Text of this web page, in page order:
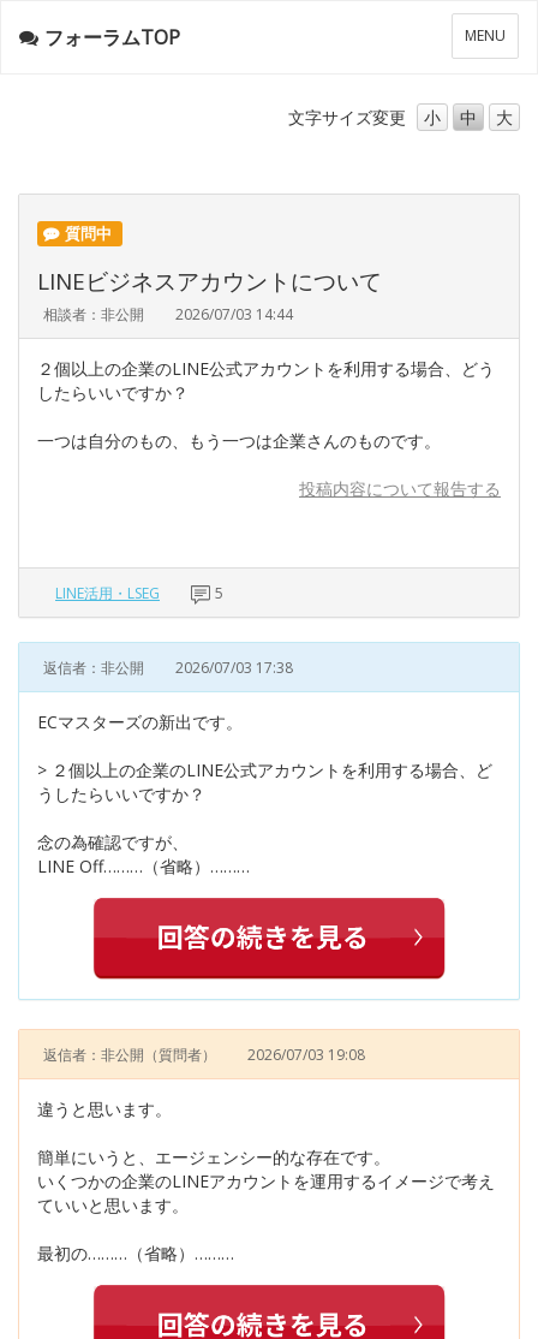
メ
ニ
ー
MENU
フォーラムTOP
文字サイズ変更 小 中 大
質問中
LINEビジネスアカウントについて
相談者：非公開 2026/07/03 14:44
２個以上の企業のLINE公式アカウントを利用する場合、どう
したらいいですか？
一つは自分のもの、もう一つは企業さんのものです。
投稿内容について報告する
LINE活用・LSEG 5
返信者：非公開 2026/07/03 17:38
ECマスターズの新出です。
> ２個以上の企業のLINE公式アカウントを利用する場合、ど
うしたらいいですか？
念の為確認ですが、
LINE Off………（省略）………
返信者：非公開 （質問者） 2026/07/03 19:08
違うと思います。
簡単にいうと、エージェンシー的な存在です。
いくつかの企業のLINEアカウントを運用するイメージで考え
ていいと思います。
最初の………（省略）………